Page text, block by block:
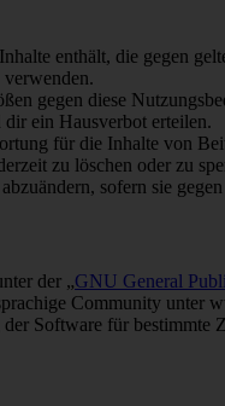
enthält, die gegen
gegen diese
ein Hausverbot erteilen.
für die Inhalte von
zu löschen oder zu
sofern sie
der „GNU General
Community
Software für